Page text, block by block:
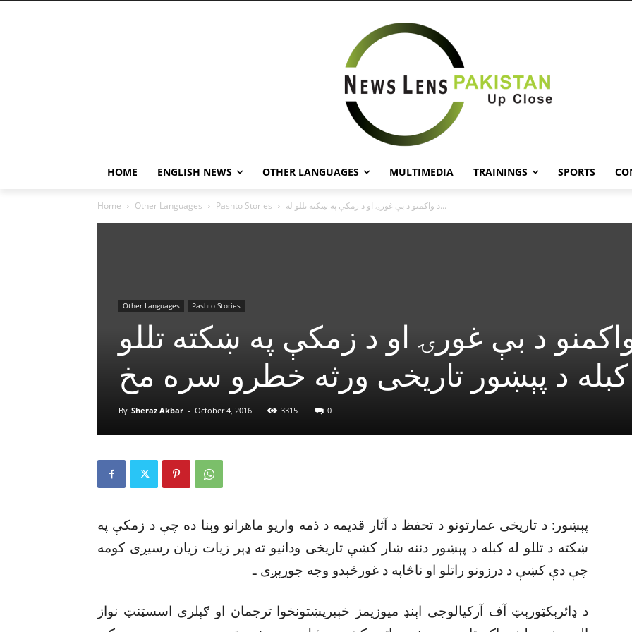
HOME ENGLISH NEWS OTHER LANGUAGES MULTIMEDIA TRAININGS SPORTS
Home Other Languages Pashto Stories د واکمنو د بې غورۍ او د زمکې په ښکته تللو له...
Other Languages Pashto Stories
د بې غورۍ او د زمکې په ښکته تللو
کبله د پېښور تاريخى ورثه خطرو سره مخ
By Sheraz Akbar - October 4, 2016 3315 0
پېښور: د تاريخى عمارتونو د تحفظ د آثار قديمه د ذمه واريو ماهرانو وېنا ده چې د زمکې په
ښکته د تللو له کبله د پېښور دننه ښار کښې تاريخى ودانيو ته ډېر زيات زيان رسيږى کومه
چې دې کښې د درزونو راتلو او ناڅاپه د غورځېدو وجه جوړېږى ـ
د ډائرېکټورېټ آف آرکيالوجى اېنډ ميوزيمز خېبرپښتونخوا ترجمان او ګېلرى اسسټنټ نواز